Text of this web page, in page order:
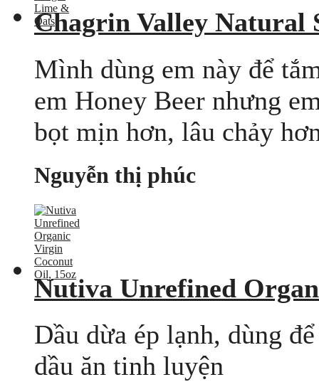
Chagrin Valley Natural
Mình dùng em này để
em Honey Beer nhưng
bọt mịn hơn, lâu chảy
Nguyễn thị phúc
Nutiva Unrefined
Dầu dừa ép lạnh, dùng
dầu ăn tinh luyện